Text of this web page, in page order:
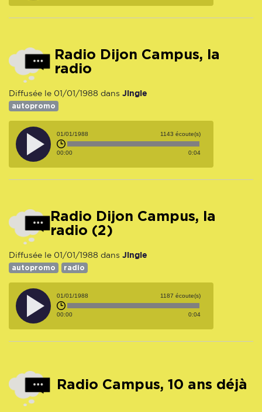
Radio Dijon Campus, la
radio
Diffusée le 01/01/1988 dans Jingle
autopromo
01/01/1988 1143 écoute(s)
00:00 0:04
Radio Dijon Campus, la
radio (2)
Diffusée le 01/01/1988 dans Jingle
autopromo radio
01/01/1988 1187 écoute(s)
00:00 0:04
Radio Campus, 10 ans déjà